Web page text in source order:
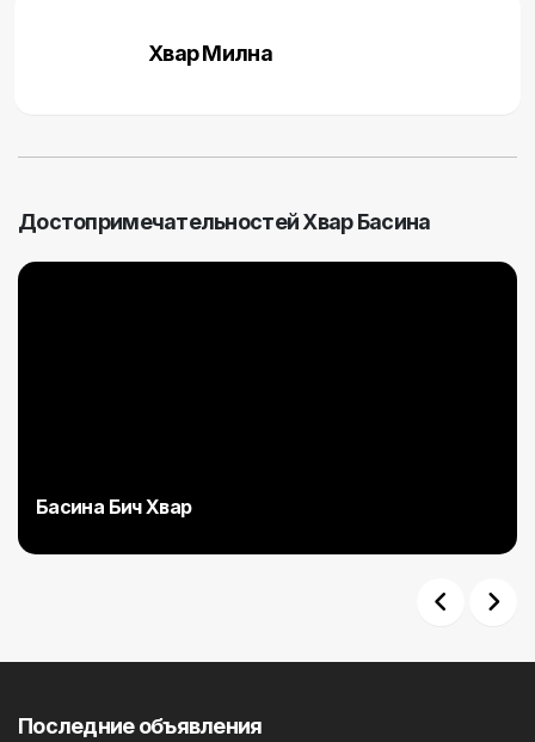
Хвар Милна
Достопримечательностей Хвар Басина
Басина Бич Хвар
Последние объявления